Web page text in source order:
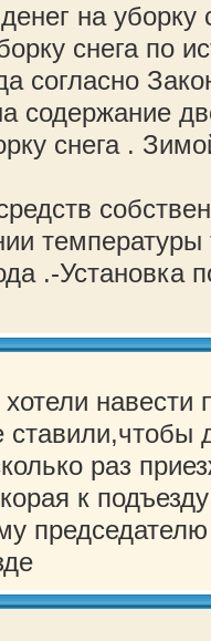
на уборку
снега по
согласно
содержание
снега .
температуры
.-Установка
навести
раз
к